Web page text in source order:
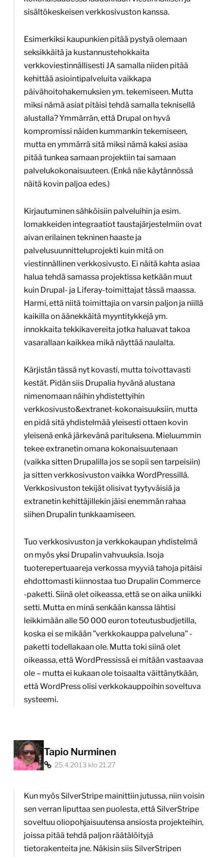
sisältökeskeisen verkkosivuston kanssa.
Esimerkiksi kaupunkien pitää pystyä olemaan
seksikkäitä ja kustannustehokkaita
verkkoviestinnällisesti JA samalla niiden pitää
kehittää asiointipalveluita vaikkapa
päivähoitohakemuksien ym. tekemiseen. Mutta
miksi nämä asiat pitäisi tehdä samalla teknisellä
alustalla? Ymmärrän, että Drupal on hyvä
kompromissi näiden kummankin tekemiseen,
mutta en ymmärrä sitä miksi nämä kaksi asiaa
pitää tunkea samaan projektiin tai samaan
palvelukokonaisuuteen. (Enkä näe käytännössä
näitä kovin paljoa edes.)
Kirjautuminen sähköisiin palveluihin ja esim.
lomakkeiden integraatiot taustajärjestelmiin ovat
aivan erilainen tekninen haaste ja
palvelusuunnitteluprojekti kuin mitä on
viestinnällinen verkkosivusto. Ei näitä kahta asiaa
halua tehdä samassa projektissa ketkään muut
kuin Drupal- ja Liferay-toimittajat tässä maassa.
Harmi, että niitä toimittajia on varsin paljon ja niillä
kaikilla on äänekkäitä myyntitykkejä ym.
innokkaita tekkikavereita jotka haluavat takoa
vasarallaan kaikkea mikä näyttää naulalta.
Kärjistän tässä nyt kovasti, mutta toivottavasti
kestät. Pidän siis Drupalia hyvänä alustana
nimenomaan näihin yhdistettyihin
verkkosivusto&extranet-kokonaisuuksiin, mutta
en pidä sitä yhdistelmää yleisesti ottaen kovin
yleisenä enkä järkevänä parituksena. Mieluummin
tekee extranetin omana kokonaisuutenaan
(vaikka sitten Drupalilla jos se sopii sen tarpeisiin)
ja sitten verkkosivuston vaikka WordPressillä.
Verkkosivuston tekijät olisivat tyytyväisiä ja
extranetin kehittäjillekin jäisi enemmän rahaa
siihen Drupalin tunkkaamiseen.
Tuo verkkosivuston ja verkkokaupan yhdistelmä
on myös yksi Drupalin vahvuuksia. Isoja
tuoterepertuaareja verkossa myyviä tahoja pitäisi
ehdottomasti kiinnostaa tuo Drupalin Commerce
-paketti. Siinä olet oikeassa, että se on aika uniikki
setti. Mutta en minä senkään kanssa lähtisi
leikkimään alle 50 000 euron toteutusbudjetilla,
koska ei se mikään ”verkkokauppa palveluna” -
paketti todellakaan ole. Mutta toki siinä olet
oikeassa, että WordPressissä ei mitään vastaavaa
ole – mutta ei kukaan ole toisaalta väittänytkään,
että WordPress olisi verkkokauppoihin soveltuva
systeemi.
Tapio Nurminen
25.4.2013 klo 21.27
Kun myös SilverStripe mainittiin jutussa, niin voisin
sen verran liputtaa sen puolesta, että SilverStripe
soveltuu oliopohjaisuutensa ansiosta projekteihin,
joissa pitää tehdä paljon räätälöityjä
tietorakenteita jne. Näkisin siis SilverStripen